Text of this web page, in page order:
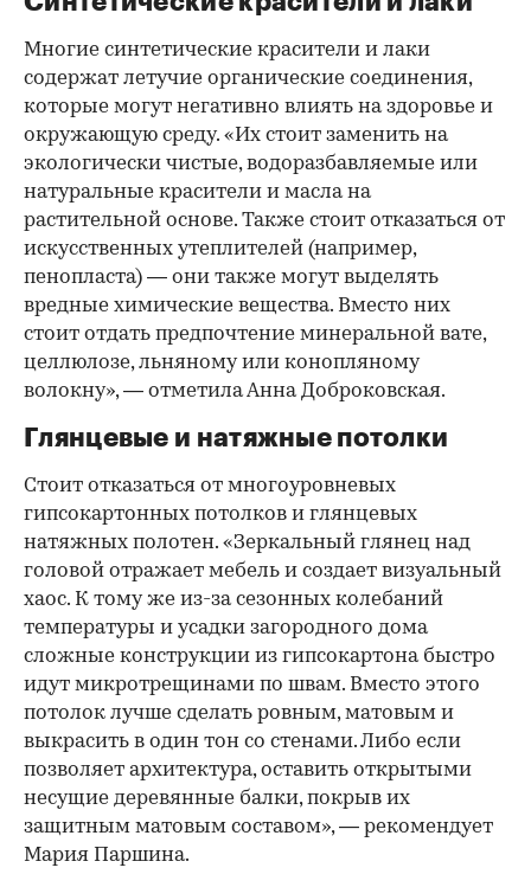
Многие синтетические красители и лаки
содержат летучие органические соединения,
которые могут негативно влиять на здоровье и
окружающую среду. «Их стоит заменить на
экологически чистые, водоразбавляемые или
натуральные красители и масла на
растительной основе. Также стоит отказаться от
искусственных утеплителей (например,
пенопласта) — они также могут выделять
вредные химические вещества. Вместо них
стоит отдать предпочтение минеральной вате,
целлюлозе, льняному или конопляному
волокну», — отметила Анна Доброковская.
Глянцевые и натяжные потолки
Стоит отказаться от многоуровневых
гипсокартонных потолков и глянцевых
натяжных полотен. «Зеркальный глянец над
головой отражает мебель и создает визуальный
хаос. К тому же из-за сезонных колебаний
температуры и усадки загородного дома
сложные конструкции из гипсокартона быстро
идут микротрещинами по швам. Вместо этого
потолок лучше сделать ровным, матовым и
выкрасить в один тон со стенами. Либо если
позволяет архитектура, оставить открытыми
несущие деревянные балки, покрыв их
защитным матовым составом», — рекомендует
Мария Паршина.